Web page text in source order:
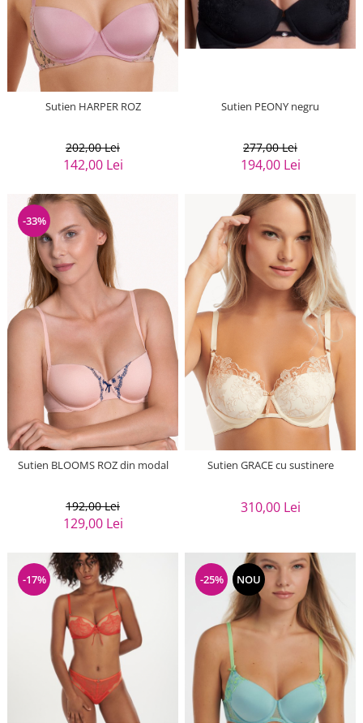
Sutien HARPER ROZ
202,00 Lei
142,00 Lei
Sutien PEONY negru
277,00 Lei
194,00 Lei
-33%
Sutien BLOOMS ROZ din modal
192,00 Lei
129,00 Lei
Sutien GRACE cu sustinere
310,00 Lei
-17% -25% NOU